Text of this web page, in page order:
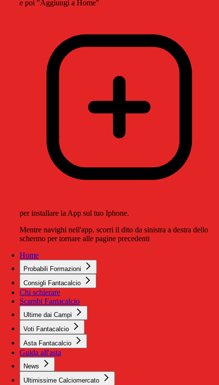
e poi "Aggiungi a Home"
per installare la App sul tuo Iphone.
Mentre navighi nell'app, scorri il dito da sinistra a destra dello
schermo per tornare alle pagine precedenti
Home
Probabili Formazioni
Consigli Fantacalcio
Chi schierare
Scambi Fantacalcio
Ultime dai Campi
Voti Fantacalcio
Asta Fantacalcio
Guida all'asta
News
Ultimissime Calciomercato